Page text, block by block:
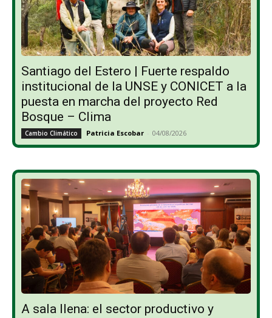
Santiago del Estero | Fuerte respaldo
institucional de la UNSE y CONICET a la
puesta en marcha del proyecto Red
Bosque – Clima
Cambio Climático Patricia Escobar - 04/08/2026
A sala llena: el sector productivo y